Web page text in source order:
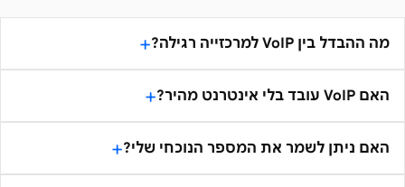
מה ההבדל בין VoIP למרכזייה רגילה?
האם VoIP עובד בלי אינטרנט מהיר?
האם ניתן לשמר את המספר הנוכחי שלי?